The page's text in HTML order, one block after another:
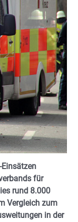
für
rund 8.000
Vergleich zum
in der